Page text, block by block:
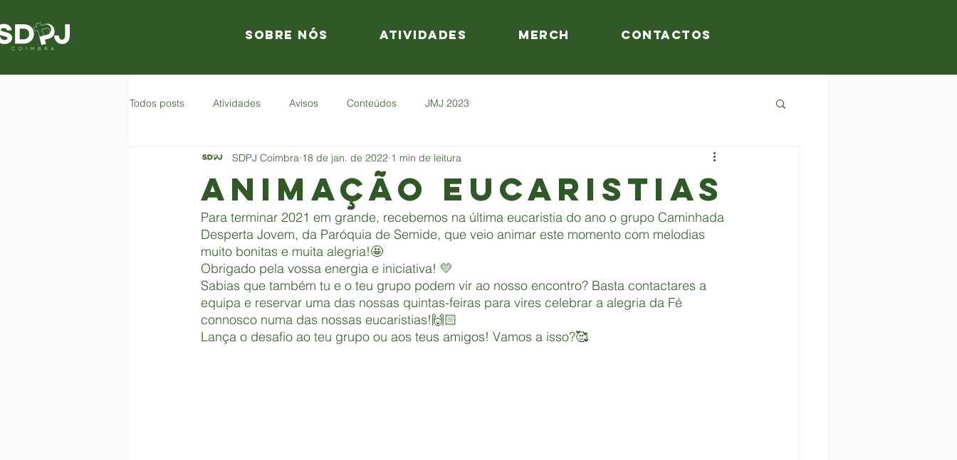
Sobre nós Atividades Merch Contactos
Todos posts Atividades Avisos Conteúdos JMJ 2023
Animação Eucaristias
SDPJ Coimbra 18 de jan. de 2022 1 min de leitura
Para terminar 2021 em grande, recebemos na última eucaristia do ano o grupo Caminhada
Desperta Jovem, da Paróquia de Semide, que veio animar este momento com melodias
muito bonitas e muita alegria!🤩
Obrigado pela vossa energia e iniciativa! 💛
Sabias que também tu e o teu grupo podem vir ao nosso encontro? Basta contactares a
equipa e reservar uma das nossas quintas-feiras para vires celebrar a alegria da Fé
connosco numa das nossas eucaristias!🙌🏻
Lança o desafio ao teu grupo ou aos teus amigos! Vamos a isso?🥰